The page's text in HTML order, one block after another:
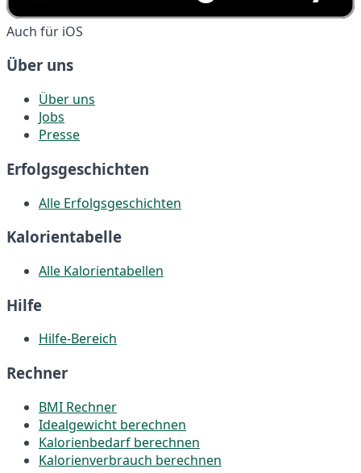
Auch für iOS
Über uns
Über uns
Jobs
Presse
Erfolgsgeschichten
Alle Erfolgsgeschichten
Kalorientabelle
Alle Kalorientabellen
Hilfe
Hilfe-Bereich
Rechner
BMI Rechner
Idealgewicht berechnen
Kalorienbedarf berechnen
Kalorienverbrauch berechnen